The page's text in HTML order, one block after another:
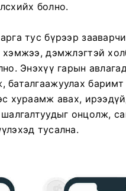
болно.
тус бүрээр
хэмжээ, дэмжлэгтэй
Энэхүү гарын
хураамж авах,
онцолж,
тусална.